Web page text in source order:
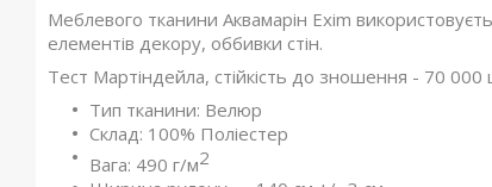
Меблевого тканини Аквамарін Exim
елементів декору, оббивки стін.
Тест Мартіндейла, стійкість до зношення - 70 000
Тип тканини: Велюр
Склад: 100% Поліестер
Вага: 490 г/м2